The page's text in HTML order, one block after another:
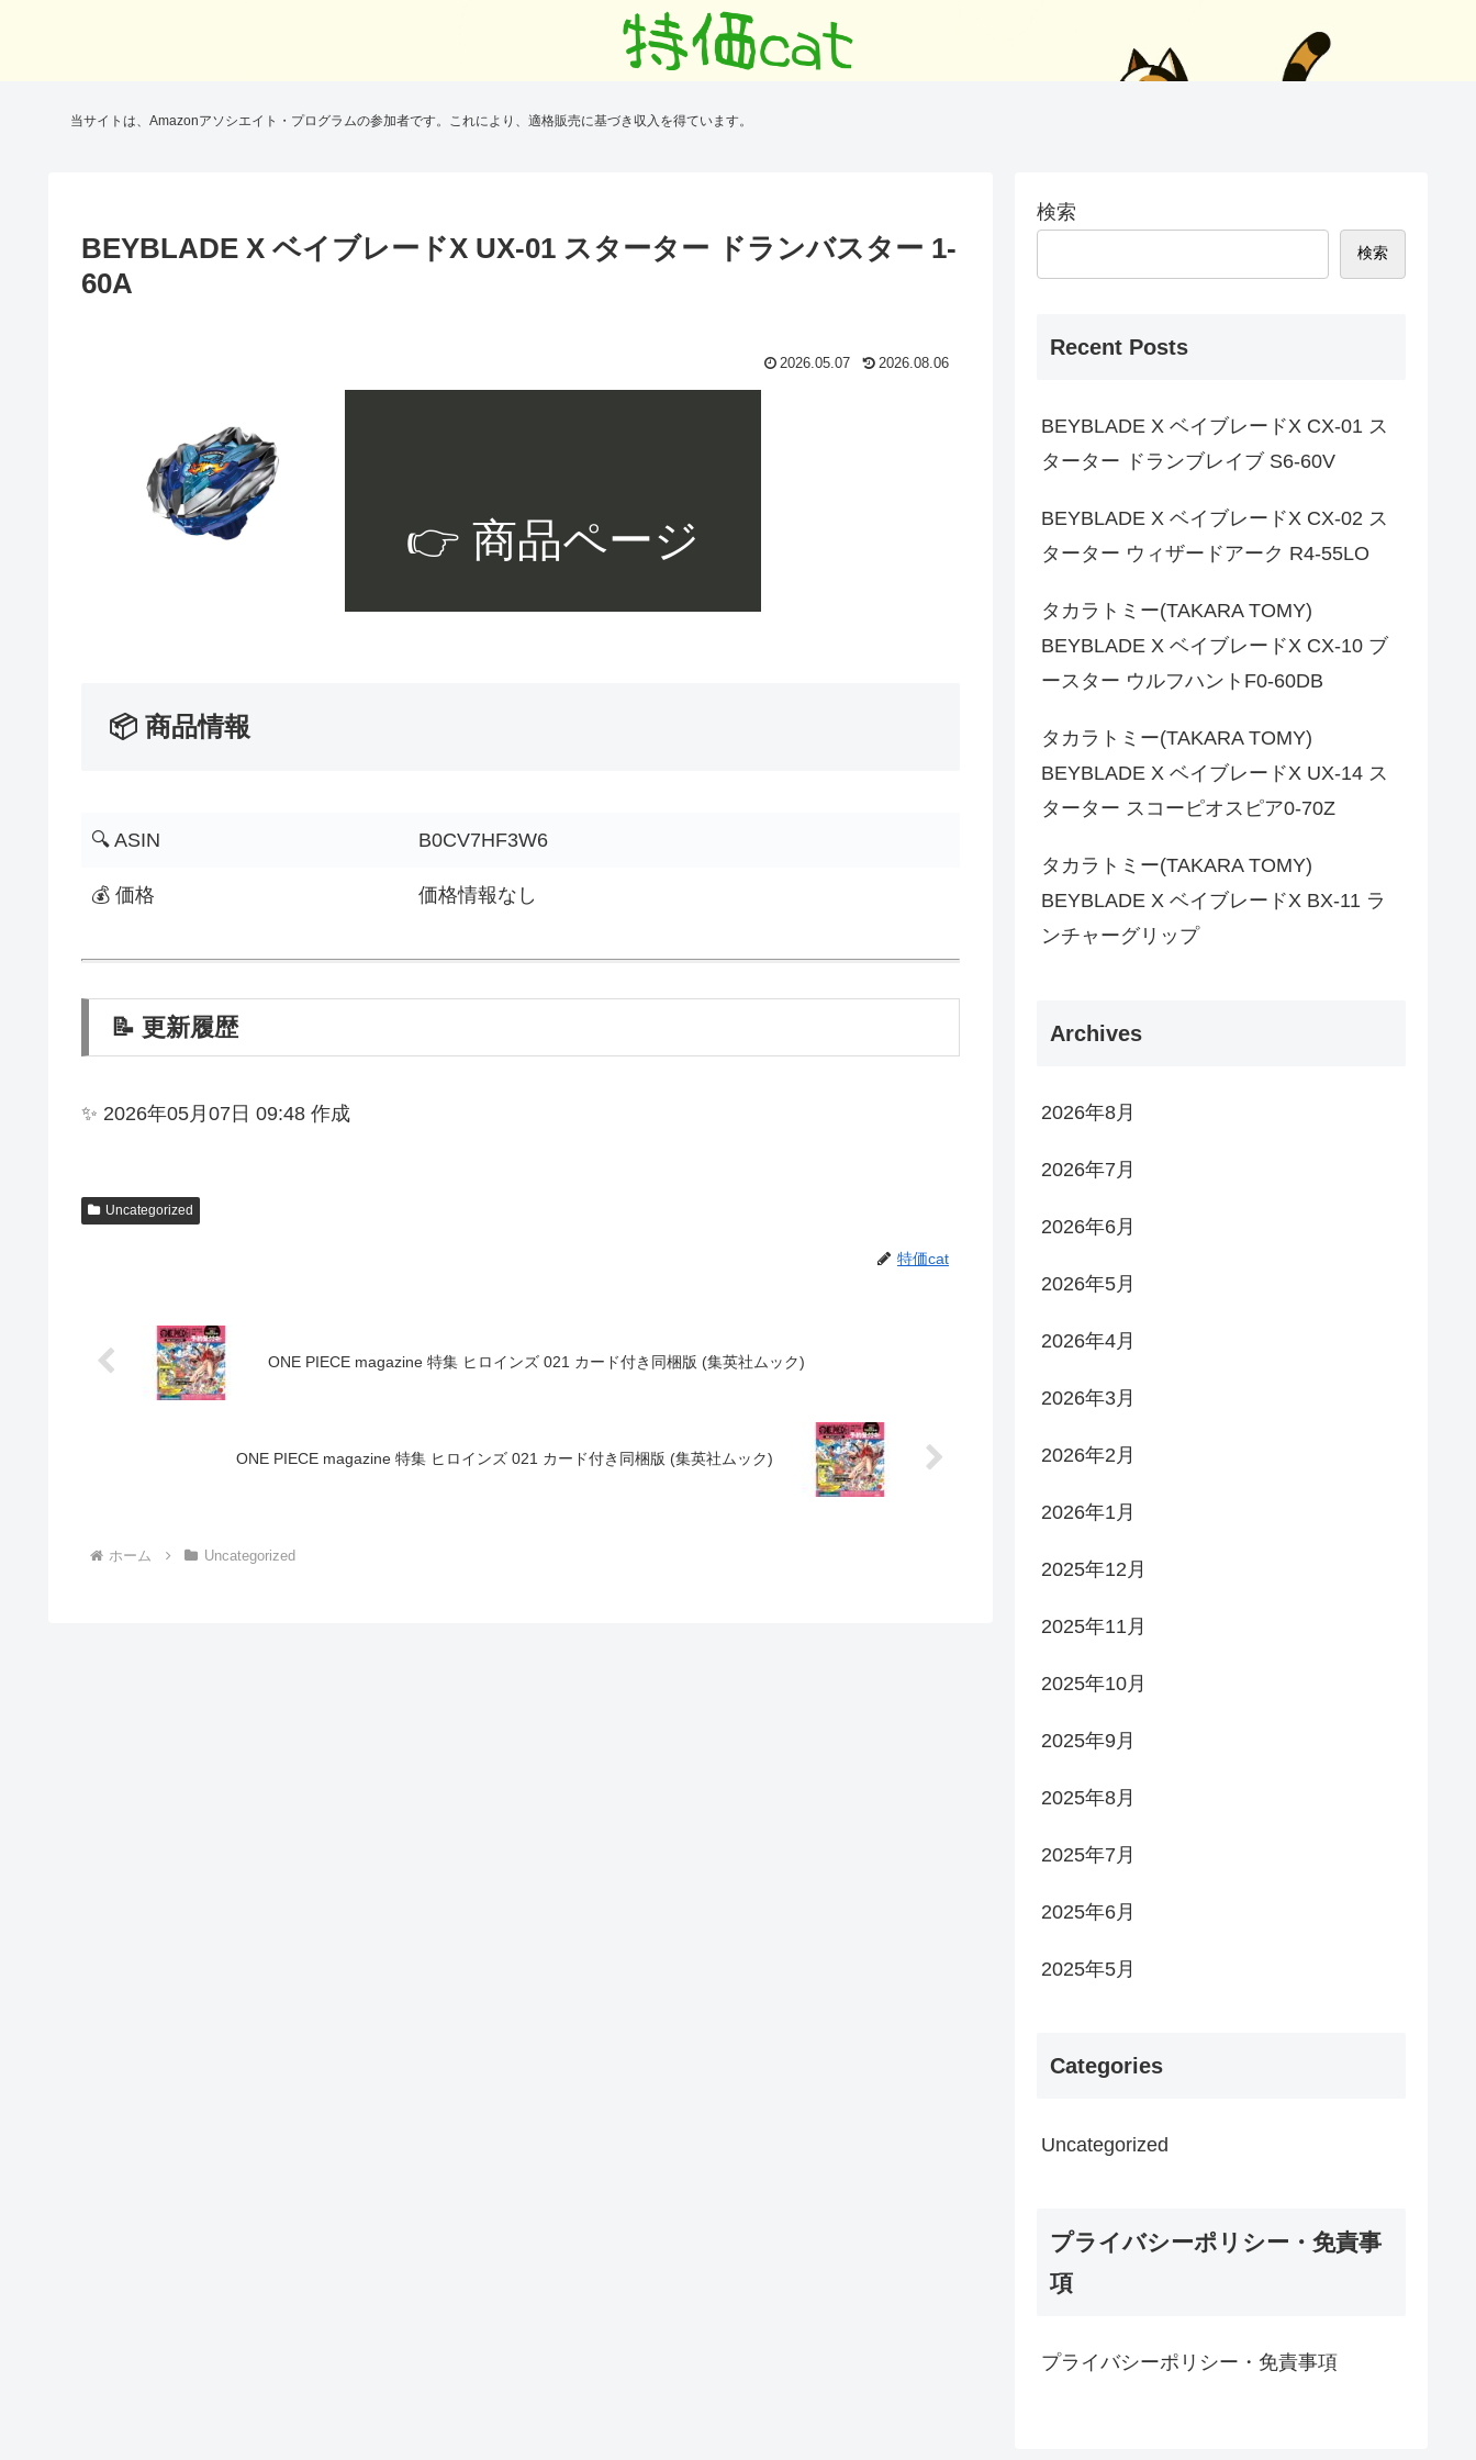
当サイトは、Amazonアソシエイト・プログラムの参加者です。これにより、適格販売に基づき収入を得ています。
BEYBLADE X ベイブレードX UX-01 スターター ドランバスター 1-
60A
2026.05.07 2026.08.06
👉 商品ページ
📦 商品情報
🔍 ASIN B0CV7HF3W6
💰 価格 価格情報なし
📝 更新履歴
✨ 2026年05月07日 09:48 作成
Uncategorized
特価cat
ONE PIECE magazine 特集 ヒロインズ 021 カード付き同梱版 (集英社ムック)
ONE PIECE magazine 特集 ヒロインズ 021 カード付き同梱版 (集英社ムック)
ホーム Uncategorized
検索
検索
Recent Posts
BEYBLADE X ベイブレードX CX-01 ス
ターター ドランブレイブ S6-60V
BEYBLADE X ベイブレードX CX-02 ス
ターター ウィザードアーク R4-55LO
タカラトミー(TAKARA TOMY)
BEYBLADE X ベイブレードX CX-10 ブ
ースター ウルフハントF0-60DB
タカラトミー(TAKARA TOMY)
BEYBLADE X ベイブレードX UX-14 ス
ターター スコーピオスピア0-70Z
タカラトミー(TAKARA TOMY)
BEYBLADE X ベイブレードX BX-11 ラ
ンチャーグリップ
Archives
2026年8月
2026年7月
2026年6月
2026年5月
2026年4月
2026年3月
2026年2月
2026年1月
2025年12月
2025年11月
2025年10月
2025年9月
2025年8月
2025年7月
2025年6月
2025年5月
Categories
Uncategorized
プライバシーポリシー・免責事
項
プライバシーポリシー・免責事項